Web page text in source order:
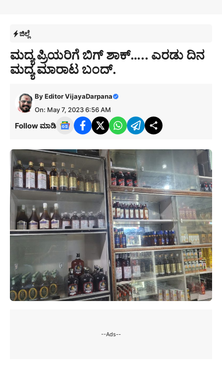
ಜಿಲ್ಲೆ
ಮದ್ಯ ಪ್ರಿಯರಿಗೆ ಬಿಗ್ ಶಾಕ್….. ಎರಡು ದಿನ
ಮದ್ಯ ಮಾರಾಟ ಬಂದ್.
ByEditor VijayaDarpana
On: May 7, 2023 6:56 AM
Follow ಮಾಡಿ
--Ads--